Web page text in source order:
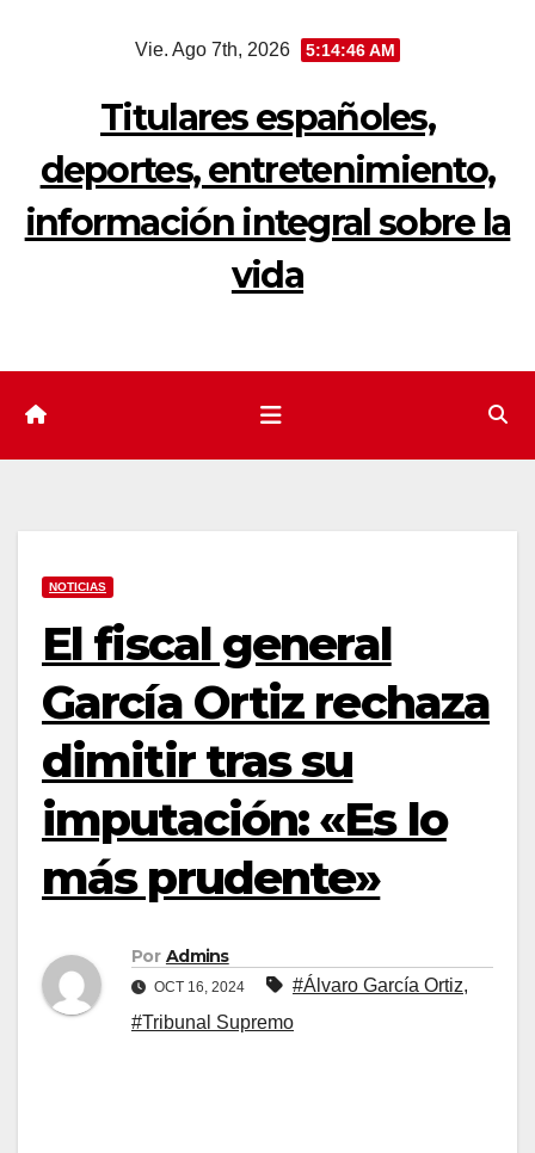
Vie. Ago 7th, 2026 5:14:47 AM
Titulares españoles,
deportes, entretenimiento,
información integral sobre la
vida
NOTICIAS
El fiscal general
García Ortiz rechaza
dimitir tras su
imputación: «Es lo
más prudente»
Por Admins
OCT 16, 2024 #Álvaro García Ortiz,
#Tribunal Supremo